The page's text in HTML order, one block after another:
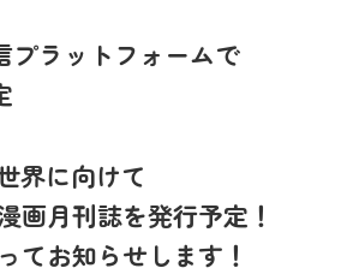
version.
Productions'
プラットフォームで
界に向けて
画月刊誌を発行予定！
てお知らせします！